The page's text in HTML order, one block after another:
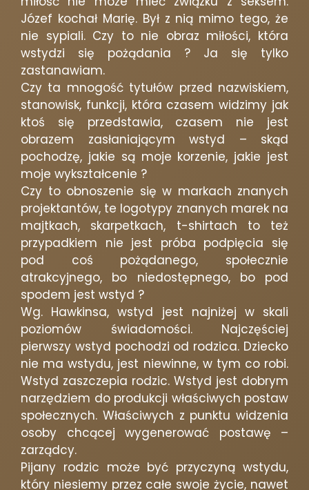
Józef kochał Marię. Był z nią mimo tego, że
nie sypiali. Czy to nie obraz miłości, która
wstydzi się pożądania ? Ja się tylko
zastanawiam.
Czy ta mnogość tytułów przed nazwiskiem,
stanowisk, funkcji, która czasem widzimy jak
ktoś się przedstawia, czasem nie jest
obrazem zasłaniającym wstyd – skąd
pochodzę, jakie są moje korzenie, jakie jest
moje wykształcenie ?
Czy to obnoszenie się w markach znanych
projektantów, te logotypy znanych marek na
majtkach, skarpetkach, t-shirtach to też
przypadkiem nie jest próba podpięcia się
pod coś pożądanego, społecznie
atrakcyjnego, bo niedostępnego, bo pod
spodem jest wstyd ?
Wg. Hawkinsa, wstyd jest najniżej w skali
poziomów świadomości. Najczęściej
pierwszy wstyd pochodzi od rodzica. Dziecko
nie ma wstydu, jest niewinne, w tym co robi.
Wstyd zaszczepia rodzic. Wstyd jest dobrym
narzędziem do produkcji właściwych postaw
społecznych. Właściwych z punktu widzenia
osoby chcącej wygenerować postawę –
zarządcy.
Pijany rodzic może być przyczyną wstydu,
który niesiemy przez całe swoje życie, nawet